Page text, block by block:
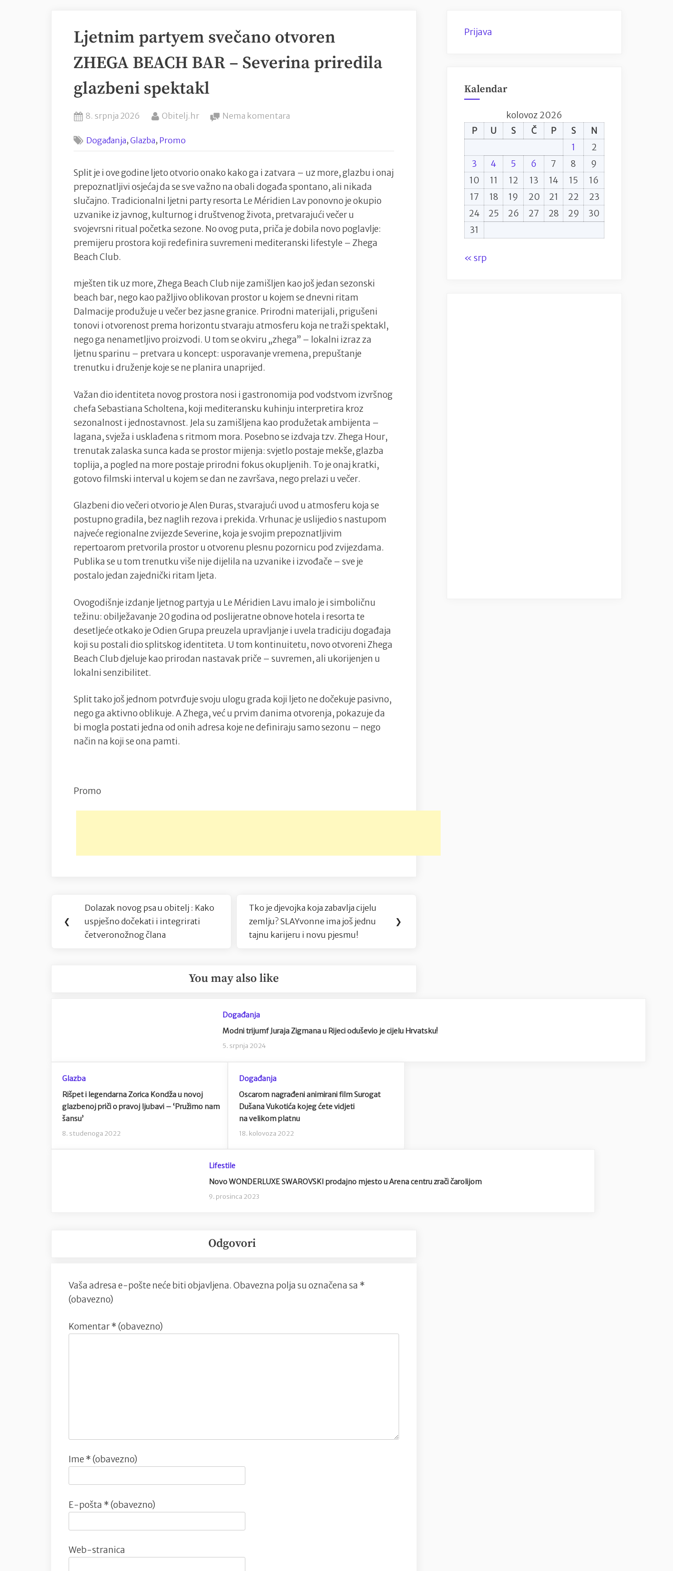
Ljetnim partyem svečano otvoren
ZHEGA BEACH BAR – Severina priredila
glazbeni spektakl
Posted
8. srpnja 2026 By
Obitelj.hr Nema komentara
otvoren
ZHEGA
BEACH
BAR
Severina
spektakl
Događanja,Glazba, Promo
Split je i ove godine ljeto otvorio onako kako ga i zatvara – uz more, glazbu i onaj
prepoznatljivi osjećaj da se sve važno na obali događa spontano, ali nikada
slučajno. Tradicionalni ljetni party resorta Le Méridien Lav ponovno je okupio
uzvanike iz javnog, kulturnog i društvenog života, pretvarajući večer u
svojevrsni ritual početka sezone. No ovog puta, priča je dobila novo poglavlje:
premijeru prostora koji redefinira suvremeni mediteranski lifestyle – Zhega
Beach Club.
mješten tik uz more, Zhega Beach Club nije zamišljen kao još jedan sezonski
beach bar, nego kao pažljivo oblikovan prostor u kojem se dnevni ritam
Dalmacije produžuje u večer bez jasne granice. Prirodni materijali, prigušeni
tonovi i otvorenost prema horizontu stvaraju atmosferu koja ne traži spektakl,
nego ga nenametljivo proizvodi. U tom se okviru „zhega” – lokalni izraz za
ljetnu sparinu – pretvara u koncept: usporavanje vremena, prepuštanje
trenutku i druženje koje se ne planira unaprijed.
Važan dio identiteta novog prostora nosi i gastronomija pod vodstvom izvršnog
chefa Sebastiana Scholtena, koji mediteransku kuhinju interpretira kroz
sezonalnost i jednostavnost. Jela su zamišljena kao produžetak ambijenta –
lagana, svježa i usklađena s ritmom mora. Posebno se izdvaja tzv. Zhega Hour,
trenutak zalaska sunca kada se prostor mijenja: svjetlo postaje mekše, glazba
toplija, a pogled na more postaje prirodni fokus okupljenih. To je onaj kratki,
gotovo filmski interval u kojem se dan ne završava, nego prelazi u večer.
Glazbeni dio večeri otvorio je Alen Đuras, stvarajući uvod u atmosferu koja se
postupno gradila, bez naglih rezova i prekida. Vrhunac je uslijedio s nastupom
najveće regionalne zvijezde Severine, koja je svojim prepoznatljivim
repertoarom pretvorila prostor u otvorenu plesnu pozornicu pod zvijezdama.
Publika se u tom trenutku više nije dijelila na uzvanike i izvođače – sve je
postalo jedan zajednički ritam ljeta.
Ovogodišnje izdanje ljetnog partyja u Le Méridien Lavu imalo je i simboličnu
težinu: obilježavanje 20 godina od poslijeratne obnove hotela i resorta te
desetljeće otkako je Odien Grupa preuzela upravljanje i uvela tradiciju događaja
koji su postali dio splitskog identiteta. U tom kontinuitetu, novo otvoreni Zhega
Beach Club djeluje kao prirodan nastavak priče – suvremen, ali ukorijenjen u
lokalni senzibilitet.
Split tako još jednom potvrđuje svoju ulogu grada koji ljeto ne dočekuje pasivno,
nego ga aktivno oblikuje. A Zhega, već u prvim danima otvorenja, pokazuje da
bi mogla postati jedna od onih adresa koje ne definiraju samo sezonu – nego
način na koji se ona pamti.
Promo
Navigacija
objava
❮
Previous
Post:
Dolazak novog psa u obitelj : Kako
uspješno dočekati i integrirati
četveronožnog člana
Next
Post:
Tko je djevojka koja zabavlja cijelu
zemlju? SLAYvonne ima još jednu
tajnu karijeru i novu pjesmu!
❯
You may also like
Događanja
Modni trijumf Juraja Zigmana u Rijeci oduševio je cijelu Hrvatsku!
5. srpnja 2024
Glazba
Rišpet i legendarna Zorica Kondža u novoj
glazbenoj priči o pravoj ljubavi – ‘Pružimo nam
šansu’
8. studenoga 2022
Događanja
Oscarom nagrađeni animirani film Surogat
Dušana Vukotića kojeg ćete vidjeti
na velikom platnu
18. kolovoza 2022
Lifestile
Novo WONDERLUXE SWAROVSKI prodajno mjesto u Arena centru zrači čarolijom
9. prosinca 2023
Odgovori
Vaša adresa e-pošte neće biti objavljena. Obavezna polja su označena sa *
(obavezno)
Komentar* (obavezno)
Ime * (obavezno)
E-pošta * (obavezno)
Web-stranica
Prijava
Kalendar
kolovoz 2026
P
U S Č P S
N
1
2
3
4 5 6 7 8
9
10
11 12 13 14 15
16
17
18 19 20 21 22
23
24
25 26 27 28 29
30
31
« srp